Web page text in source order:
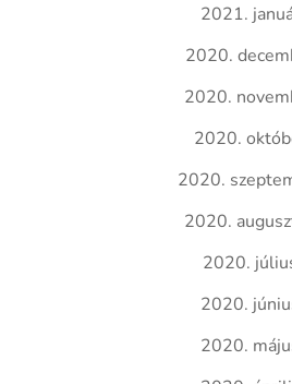
2021.
2020.
2020.
2020.
2020.
2020.
2020.
2020.
2020.